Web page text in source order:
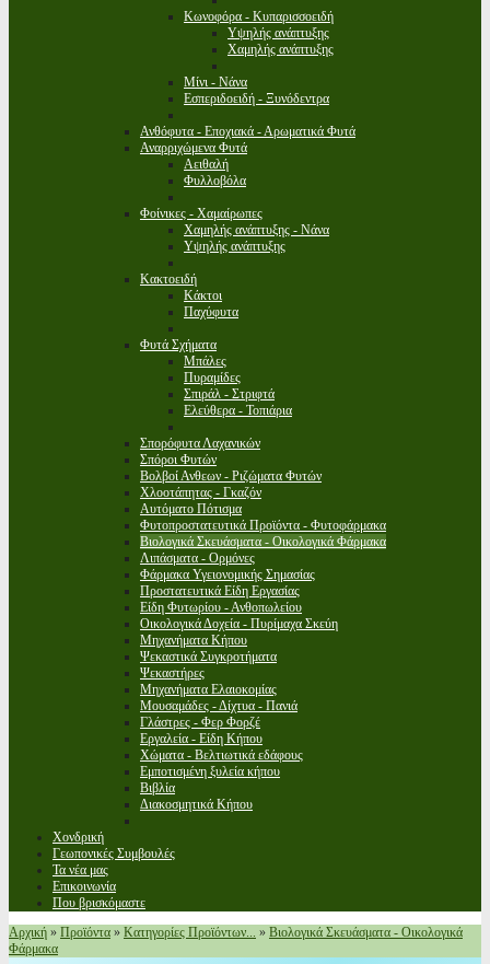
Κωνοφόρα - Κυπαρισσοειδή
Υψηλής ανάπτυξης
Χαμηλής ανάπτυξης
Μίνι - Νάνα
Εσπεριδοειδή - Ξυνόδεντρα
Ανθόφυτα - Εποχιακά - Αρωματικά Φυτά
Αναρριχώμενα Φυτά
Αειθαλή
Φυλλοβόλα
Φοίνικες - Χαμαίρωπες
Χαμηλής ανάπτυξης - Νάνα
Υψηλής ανάπτυξης
Κακτοειδή
Κάκτοι
Παχύφυτα
Φυτά Σχήματα
Μπάλες
Πυραμίδες
Σπιράλ - Στριφτά
Ελεύθερα - Τοπιάρια
Σπορόφυτα Λαχανικών
Σπόροι Φυτών
Βολβοί Ανθεων - Ριζώματα Φυτών
Χλοοτάπητας - Γκαζόν
Αυτόματο Πότισμα
Φυτοπροστατευτικά Προϊόντα - Φυτοφάρμακα
Βιολογικά Σκευάσματα - Οικολογικά Φάρμακα
Λιπάσματα - Ορμόνες
Φάρμακα Υγειονομικής Σημασίας
Προστατευτικά Είδη Εργασίας
Είδη Φυτωρίου - Ανθοπωλείου
Οικολογικά Δοχεία - Πυρίμαχα Σκεύη
Μηχανήματα Κήπου
Ψεκαστικά Συγκροτήματα
Ψεκαστήρες
Μηχανήματα Ελαιοκομίας
Μουσαμάδες - Δίχτυα - Πανιά
Γλάστρες - Φερ Φορζέ
Εργαλεία - Είδη Κήπου
Χώματα - Βελτιωτικά εδάφους
Εμποτισμένη ξυλεία κήπου
Βιβλία
Διακοσμητικά Κήπου
Χονδρική
Γεωπονικές Συμβουλές
Τα νέα μας
Επικοινωνία
Που βρισκόμαστε
Αρχική » Προϊόντα » Κατηγορίες Προϊόντων... » Βιολογικά Σκευάσματα - Οικολογικά
Φάρμακα